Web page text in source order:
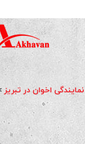
اخوان در تبریز